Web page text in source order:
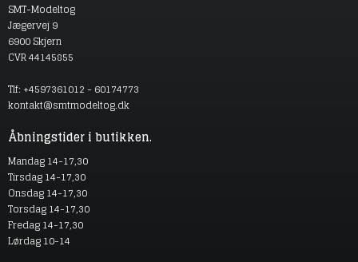
SMT-Modeltog
Jægervej 9
6900 Skjern
CVR 44145855
Tlf: +4597361012 - 60174773
kontakt@smtmodeltog.dk
Åbningstider i butikken.
Mandag 14-17,30
Tirsdag 14-17,30
Onsdag 14-17,30
Torsdag 14-17,30
Fredag 14-17,30
Lørdag 10-14